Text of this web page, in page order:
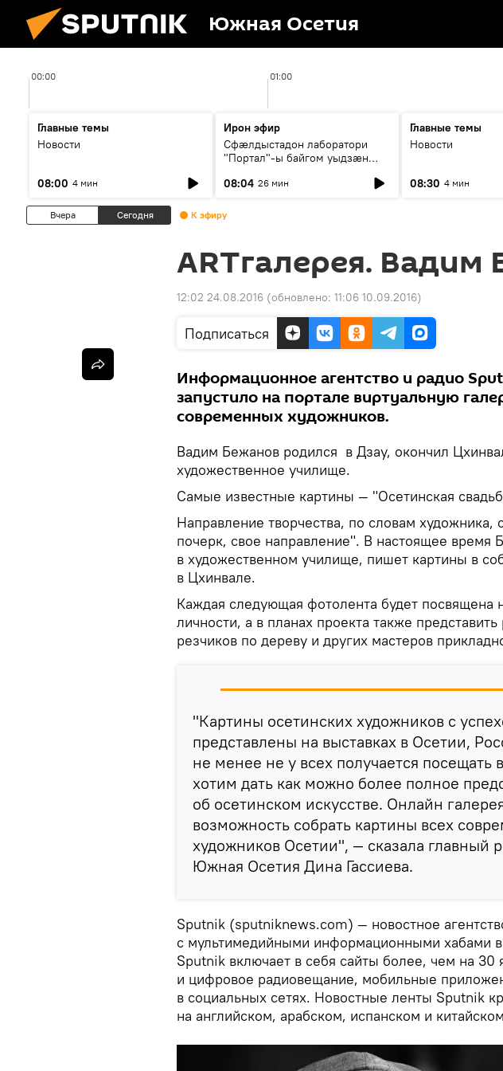
Южная Осетия
00:00 01:00
Главные темы
Новости
08:00 4 мин
Ирон эфир
Сфæлдыстадон лаборатори
"Портал"-ы байгом уыдзæн
Æхсары куыстыты равдыст
08:04 26 мин
Главные темы
Новости
08:30 4 мин
Вчера Сегодня К эфиру
ARTгалерея. Вадим
12:02 24.08.2016 (обновлено: 11:06 10.09.2016)
Подписаться
Информационное агентство и радио
запустило на портале виртуальную
современных художников.
Вадим Бежанов родился в Дзау, окончил
художественное училище.
Самые известные картины — "Осетинская
Направление творчества, по словам художника,
почерк, свое направление". В настоящее время
в художественном училище, пишет картины в
в Цхинвале.
Каждая следующая фотолента будет посвящена
личности, а в планах проекта также
резчиков по дереву и других мастеров
"Картины осетинских художников с
представлены на выставках в Осетии,
не менее не у всех получается посещать
хотим дать как можно более полное
об осетинском искусстве. Онлайн
возможность собрать картины всех
художников Осетии", — сказала главный
Южная Осетия Дина Гассиева.
Sputnik (sputniknews.com) — новостное
с мультимедийными информационными хабами в
Sputnik включает в себя сайты более, чем на 30
и цифровое радиовещание, мобильные
в социальных сетях. Новостные ленты Sputnik
на английском, арабском, испанском и